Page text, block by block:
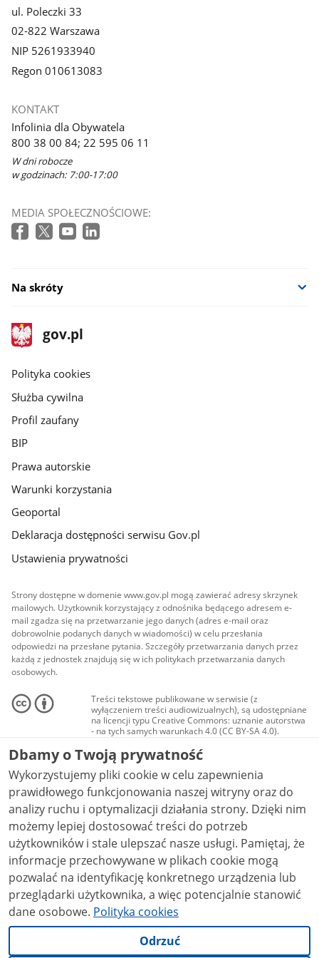
ul. Poleczki 33
02-822 Warszawa
NIP 5261933940
Regon 010613083
KONTAKT
Infolinia dla Obywatela
800 38 00 84; 22 595 06 11
W dni robocze
w godzinach: 7:00-17:00
MEDIA SPOŁECZNOŚCIOWE:
Na skróty
stopka
gov.pl
Strona
gov.pl
gov.pl
Polityka cookies
Służba cywilna
Profil zaufany
BIP
Prawa autorskie
Warunki korzystania
Geoportal
Deklaracja dostępności serwisu Gov.pl
Ustawienia prywatności
Strony dostępne w domenie www.gov.pl mogą zawierać adresy skrzynek
mailowych. Użytkownik korzystający z odnośnika będącego adresem e-
mail zgadza się na przetwarzanie jego danych (adres e-mail oraz
dobrowolnie podanych danych w wiadomości) w celu przesłania
odpowiedzi na przesłane pytania. Szczegóły przetwarzania danych przez
każdą z jednostek znajdują się w ich politykach przetwarzania danych
osobowych.
Treści tekstowe publikowane w serwisie (z
wyłączeniem treści audiowizualnych), są udostępniane
na licencji typu Creative Commons: uznanie autorstwa
- na tych samych warunkach 4.0 (CC BY-SA 4.0).
Materiały audiowizualne, w tym zdjęcia, materiały
audio i wideo, są udostępniane na licencji typu
Creative Commons: uznanie autorstwa użycie
niekomercyjne - bez utworów zależnych 4.0 (CC BY-
NC-ND 4.0), o ile nie jest to stwierdzone inaczej.
Dbamy o Twoją prywatność
Wykorzystujemy pliki cookie w celu zapewnienia
prawidłowego funkcjonowania naszej witryny oraz do
analizy ruchu i optymalizacji działania strony. Dzięki nim
możemy lepiej dostosować treści do potrzeb
użytkowników i stale ulepszać nasze usługi. Pamiętaj, że
informacje przechowywane w plikach cookie mogą
pozwalać na identyfikację konkretnego urządzenia lub
przeglądarki użytkownika, a więc potencjalnie stanowić
dane osobowe. Polityka cookies
Odrzuć